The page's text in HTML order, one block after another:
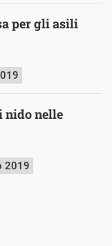
per gli asili
nido nelle
2019